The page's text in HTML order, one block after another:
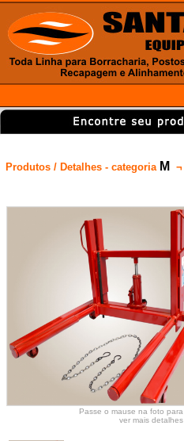
Produtos / Detalhes - categoria M ¬
Passe o mause na foto para
ver mais detalhes